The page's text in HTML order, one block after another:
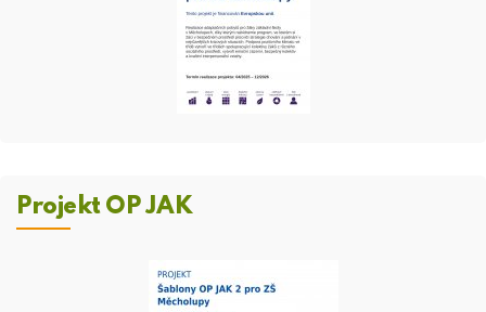
Projekt OP JAK